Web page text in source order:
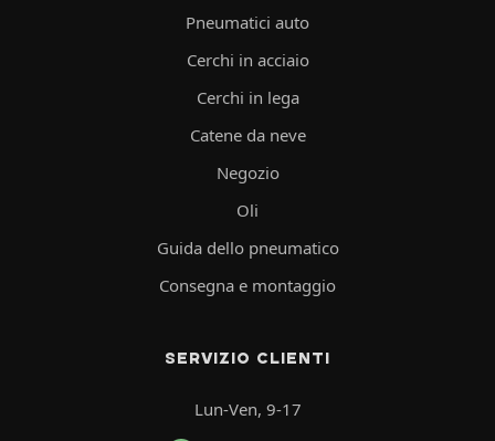
Pneumatici auto
Cerchi in acciaio
Cerchi in lega
Catene da neve
Negozio
Oli
Guida dello pneumatico
Consegna e montaggio
SERVIZIO CLIENTI
Lun-Ven, 9-17